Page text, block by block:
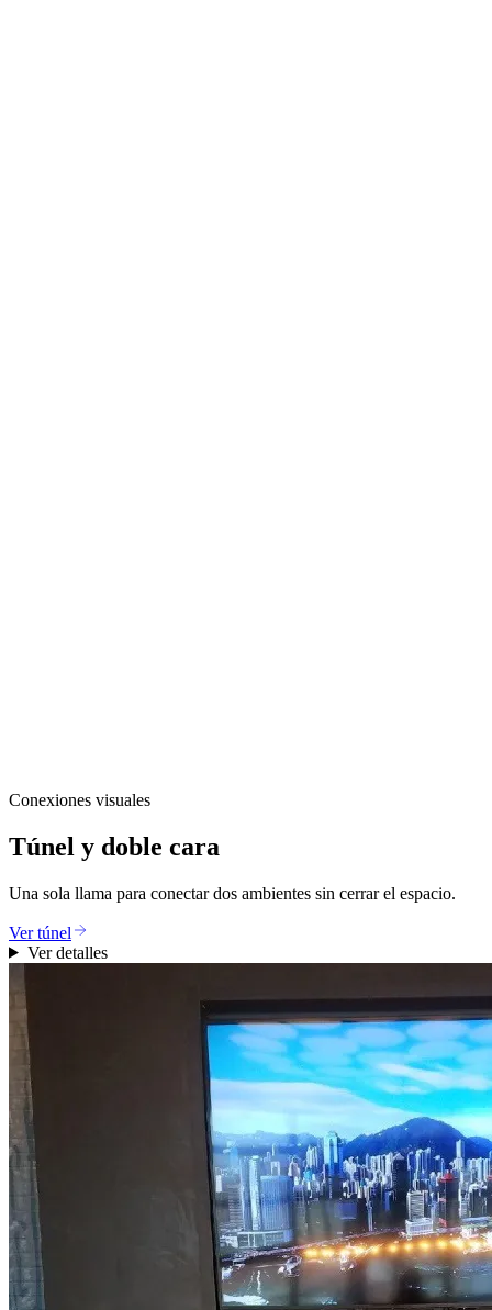
Conexiones visuales
Túnel y doble cara
Una sola llama para conectar dos ambientes sin cerrar el espacio.
Ver túnel
Ver detalles